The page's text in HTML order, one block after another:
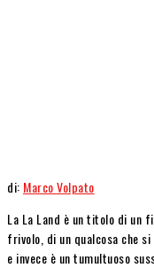
di: Marco Volpato
La La Land è un titolo di un
frivolo, di un qualcosa che
e invece è un tumultuoso